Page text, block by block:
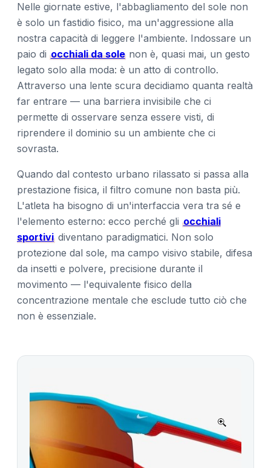
Nelle giornate estive, l'abbagliamento del sole non
è solo un fastidio fisico, ma un'aggressione alla
nostra capacità di leggere l'ambiente. Indossare un
paio di occhiali da sole non è, quasi mai, un gesto
legato solo alla moda: è un atto di controllo.
Attraverso una lente scura decidiamo quanta realtà
far entrare — una barriera invisibile che ci
permette di osservare senza essere visti, di
riprendere il dominio su un ambiente che ci
sovrasta.
Quando dal contesto urbano rilassato si passa alla
prestazione fisica, il filtro comune non basta più.
L'atleta ha bisogno di un'interfaccia vera tra sé e
l'elemento esterno: ecco perché gli occhiali
sportividiventano paradigmatici. Non solo
protezione dal sole, ma campo visivo stabile, difesa
da insetti e polvere, precisione durante il
movimento — l'equivalente fisico della
concentrazione mentale che esclude tutto ciò che
non è essenziale.